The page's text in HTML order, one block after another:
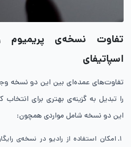
تفاوت نسخه‌ی پریمیوم
اسپاتیفای
تفاوت‌های عمده‌ای بین این دو نسخه
را تبدیل به گزینه‌ی بهتری برای
این دو نسخه شامل مواردی همچون:
امکان استفاده از رادیو در نسخه‌ی